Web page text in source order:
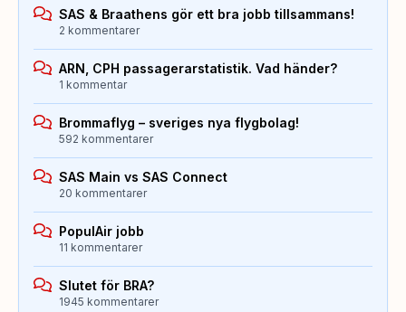
SAS & Braathens gör ett bra jobb tillsammans!
2 kommentarer
ARN, CPH passagerarstatistik. Vad händer?
1 kommentar
Brommaflyg – sveriges nya flygbolag!
592 kommentarer
SAS Main vs SAS Connect
20 kommentarer
PopulAir jobb
11 kommentarer
Slutet för BRA?
1945 kommentarer